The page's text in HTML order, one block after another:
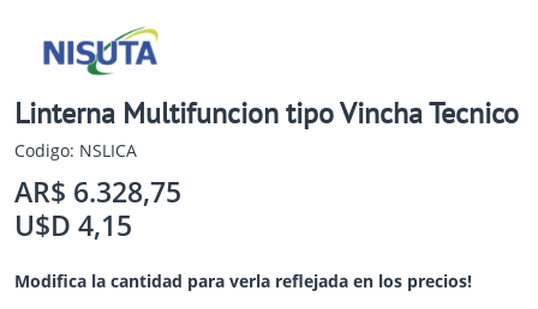
Linterna Multifuncion tipo Vincha Tecnico
Codigo: NSLICA
AR$ 6.328,75
U$D 4,15
Modifica la cantidad para verla reflejada en los precios!